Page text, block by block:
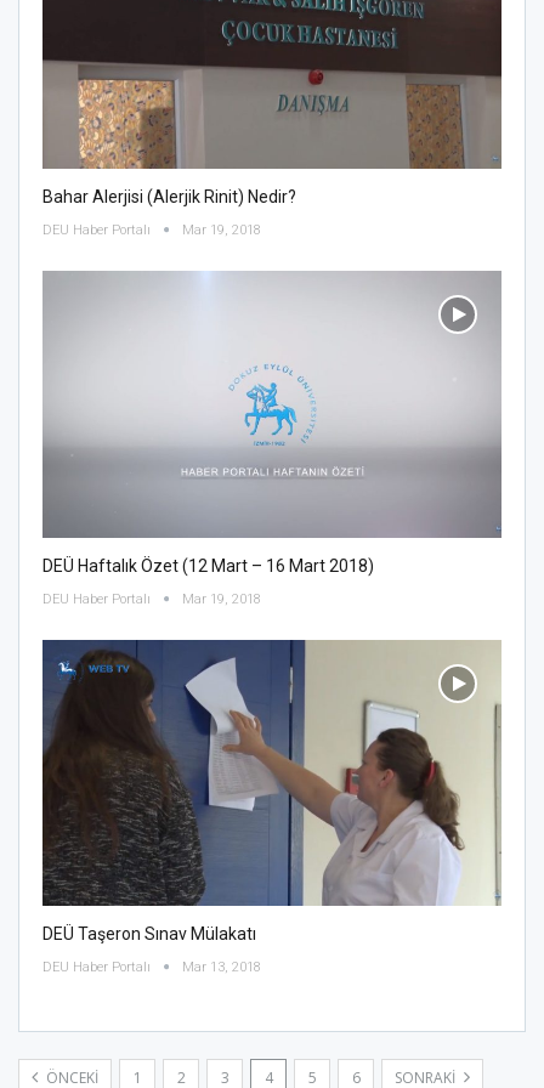
Bahar Alerjisi (Alerjik Rinit) Nedir?
DEU Haber Portalı Mar 19, 2018
DEÜ Haftalık Özet (12 Mart – 16 Mart 2018)
DEU Haber Portalı Mar 19, 2018
DEÜ Taşeron Sınav Mülakatı
DEU Haber Portalı Mar 13, 2018
ÖNCEKI 1 2 3 4 5 6 SONRAKI